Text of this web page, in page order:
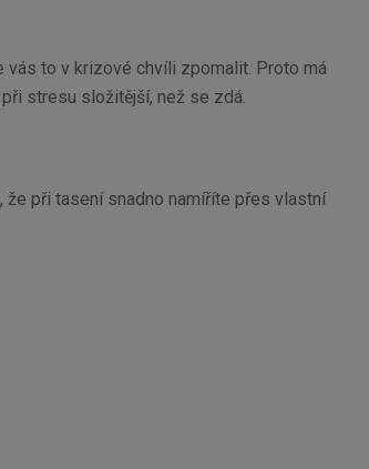
vás to v krizové chvíli zpomalit. Proto má
stresu složitější, než se zdá.
při tasení snadno namíříte přes vlastní